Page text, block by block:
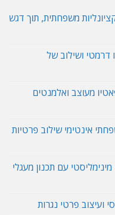
משפחתית, תוך דגש
דרמטי ושילוב של
מעוצב ואלמנטים
אינטימי שילוב פרטיות
עם תכנון מעגלי
ועיצוב פרטי נגרות